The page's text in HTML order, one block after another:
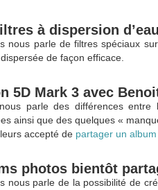
à dispersion d’eau
nous parle de filtres spéciaux
de façon efficace.
5D Mark 3 avec
parle des différences
ainsi que des quelques «
accepté de partager un
photos bientôt
nous parle de la possibilité de